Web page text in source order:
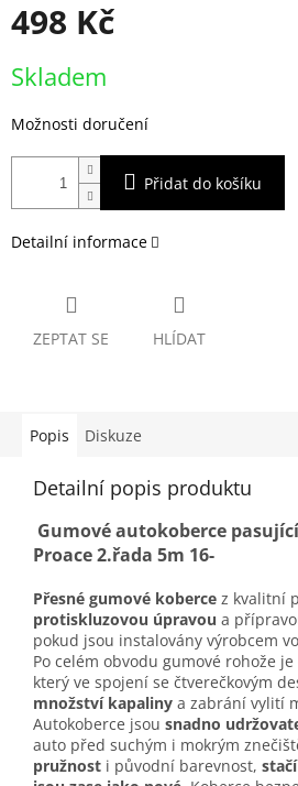
498 Kč
cena:
Skladem
Možnosti doručení
Přidat do košíku
Detailní informace
ZEPTAT SE HLÍDAT
Popis Diskuze
Detailní popis produktu
Gumové autokoberce pasující
Proace 2.řada 5m 16-
Přesné gumové koberce z kvalitní
protiskluzovou úpravou a
pokud jsou instalovány výrobcem
Po celém obvodu gumové rohože je
který ve spojení se čtverečkovým
množství kapaliny a zabrání vylití
Autokoberce jsou snadno
auto před suchým i mokrým
pružnost i původní barevnost,